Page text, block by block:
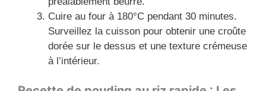
Cuire au four à 180°C pendant 30 minutes.
Surveillez la cuisson pour obtenir une croûte
dorée sur le dessus et une texture crémeuse
à l’intérieur.